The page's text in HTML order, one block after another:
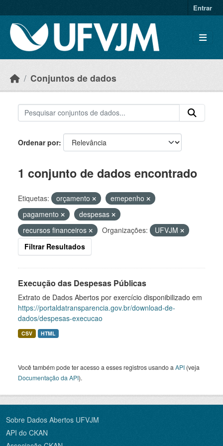
Entrar
Conjuntos de dados
Ordenar por
1 conjunto de dados encontrado
Etiquetas: orçamento
emepenho
pagamento
despesas
recursos financeiros
Organizações:
UFVJM
Filtrar Resultados
Execução das Despesas Públicas
Extrato de Dados Abertos por exercício disponibilizado em
https://portaldatransparencia.gov.br/download-de-
dados/despesas-execucao
CSV HTML
Você também pode ter acesso a esses registros usando a API (veja
Documentação da API).
Sobre Dados Abertos UFVJM
API do CKAN